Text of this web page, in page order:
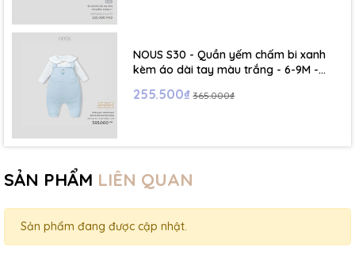
NOUS S30 - Quần yếm chấm bi xanh
kèm áo dài tay màu trắng - 6-9M -
255.500₫ 365.000₫
SẢN PHẨM LIÊN QUAN
Sản phẩm đang được cập nhật.